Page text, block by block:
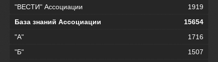
"ВЕСТИ" Ассоциации
1919
База знаний Ассоциации
15654
"А"
1716
"Б"
1507